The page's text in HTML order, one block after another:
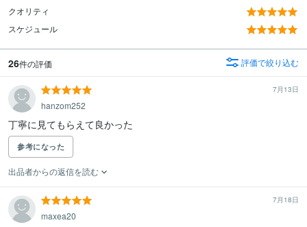
クオリティ
スケジュール
26件の評価 評価で絞り込む
7月13日
hanzom252
丁寧に見てもらえて良かった
参考になった
出品者からの返信を読む
7月18日
maxea20